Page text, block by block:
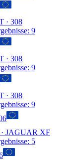
· 308
: 9
· 308
: 9
· 308
: 9
· JAGUAR XF
: 5